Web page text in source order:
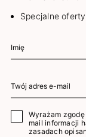
Specjalne
Wyrażam
mail informacji
zasadach